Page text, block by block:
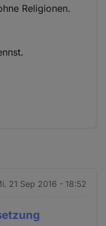
Religionen.
21 Sep 2016 - 18:52